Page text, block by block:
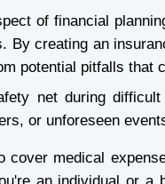
of financial
By creating an
potential pitfalls that
net during
or unforeseen
cover medical
an individual or a